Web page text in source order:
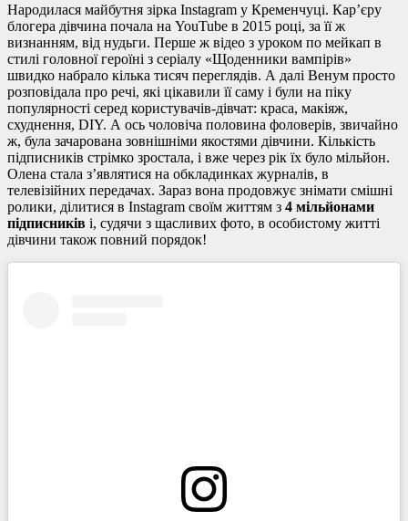
Народилася майбутня зірка Instagram у Кременчуці. Кар’єру
блогера дівчина почала на YouTube в 2015 році, за її ж
визнанням, від нудьги. Перше ж відео з уроком по мейкап в
стилі головної героїні з серіалу «Щоденники вампірів»
швидко набрало кілька тисяч переглядів. А далі Венум просто
розповідала про речі, які цікавили її саму і були на піку
популярності серед користувачів-дівчат: краса, макіяж,
схуднення, DIY. А ось чоловіча половина фоловерів, звичайно
ж, була зачарована зовнішніми якостями дівчини. Кількість
підписників стрімко зростала, і вже через рік їх було мільйон.
Олена стала з’являтися на обкладинках журналів, в
телевізійних передачах. Зараз вона продовжує знімати смішні
ролики, ділитися в Instagram своїм життям з 4 мільйонами
підписників і, судячи з щасливих фото, в особистому житті
дівчини також повний порядок!